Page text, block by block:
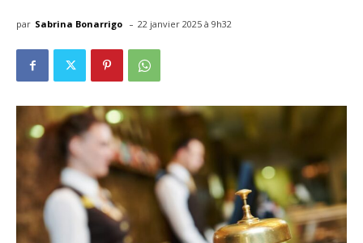
par Sabrina Bonarrigo - 22 janvier 2025 à 9h32